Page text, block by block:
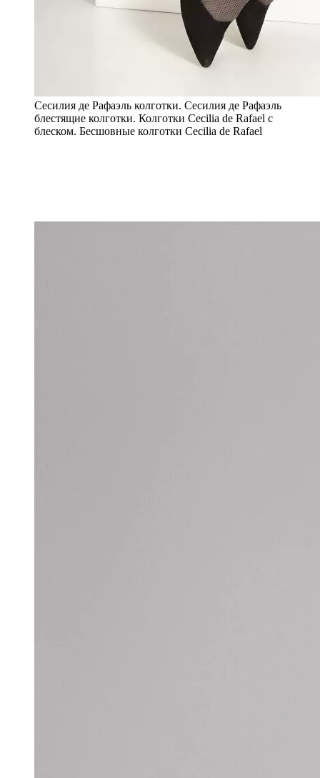
Сесилия де Рафаэль колготки. Сесилия де Рафаэль
блестящие колготки. Колготки Cecilia de Rafael с
блеском. Бесшовные колготки Cecilia de Rafael